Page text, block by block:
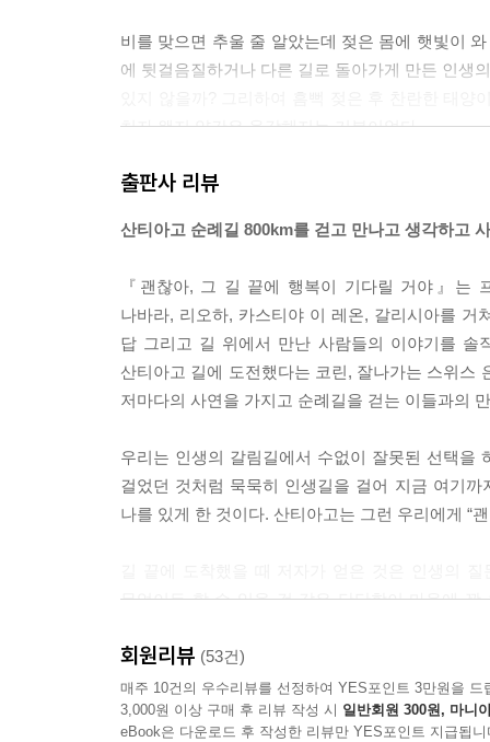
비를 맞으면 추울 줄 알았는데 젖은 몸에 햇빛이
에 뒷걸음질하거나 다른 길로 돌아가게 만든 인생
치자 왠지 약간은 용감해지는 기분이었다.
은 다행스럽고 오히려 고마운 날들이었다는 사실
카미노를 걸으며 체득한, 그래서 나중에도 꼭 기
아는 마음가짐’이 있었다. 자연, 환경, 내게 주어
더 부드럽게 다가온다. 잠시 멈추어 기다릴 줄 아
이다.
700km 이상을 걷고 보니 산티아고 실은 매일매
된다 하지만 화살표가 어디를 가리키는지 명확하
사실을 겸허하게 받아들일 수 있어야 한다. 중요
---「6장 그 모든 순간이 나였어」중에서
출판사 리뷰
산티아고 순례길 800km를 걷고 만나고 생각하고
『괜찮아, 그 길 끝에 행복이 기다릴 거야』는
나바라, 리오하, 카스티야 이 레온, 갈리시아를
답 그리고 길 위에서 만난 사람들의 이야기를
산티아고 길에 도전했다는 코린, 잘나가는 스위스
저마다의 사연을 가지고 순례길을 걷는 이들과의
우리는 인생의 갈림길에서 수없이 잘못된 선택을
걸었던 것처럼 묵묵히 인생길을 걸어 지금 여기
나를 있게 한 것이다. 산티아고는 그런 우리에게 “
무엇이든 할 수 있을 것 같은 단단함이 마음에
바란다.
아름다운 산티아고 풍경이 주는 힐링
회원리뷰 (53건)
매주 10건의 우수리뷰를 선정하여 YES포인트 3만원을 드
3,000원 이상 구매 후 리뷰 작성 시 일반회원 300원, 마니
eBook은 다운로드 후 작성한 리뷰만 YES포인트 지급됩니